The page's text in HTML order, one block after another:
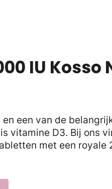
IU
een van de
vitamine D3. Bij ons
met een royale